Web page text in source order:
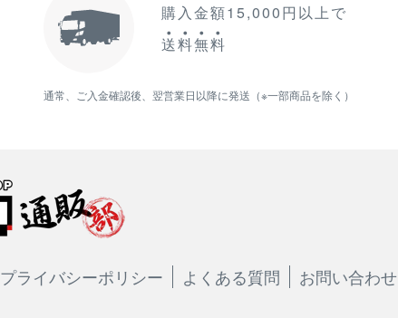
購入金額15,000円以上で
送料無料
通常、ご入金確認後、翌営業日以降に発送（※一部商品を除く）
プライバシーポリシー よくある質問 お問い合わせ